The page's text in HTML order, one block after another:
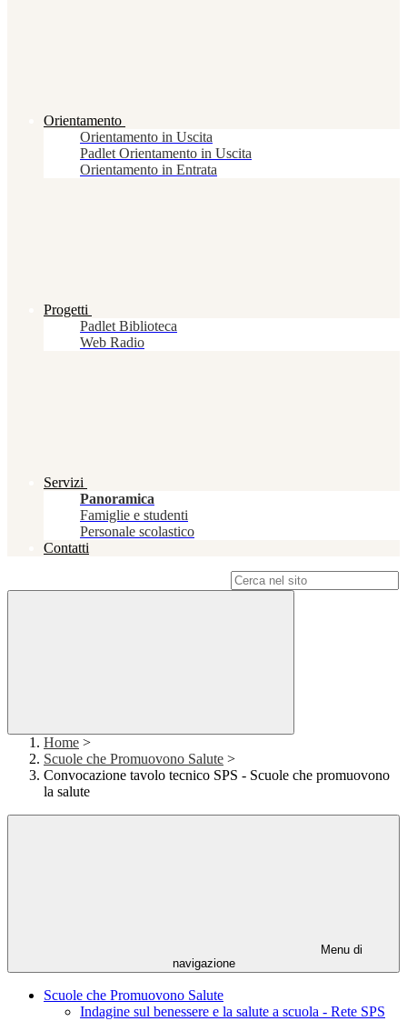
Orientamento
Orientamento in Uscita
Padlet Orientamento in Uscita
Orientamento in Entrata
Progetti
Padlet Biblioteca
Web Radio
Servizi
Panoramica
Famiglie e studenti
Personale scolastico
Contatti
Home >
Scuole che Promuovono Salute >
Convocazione tavolo tecnico SPS - Scuole che promuovono
la salute
Menu di
navigazione
Scuole che Promuovono Salute
Indagine sul benessere e la salute a scuola - Rete SPS